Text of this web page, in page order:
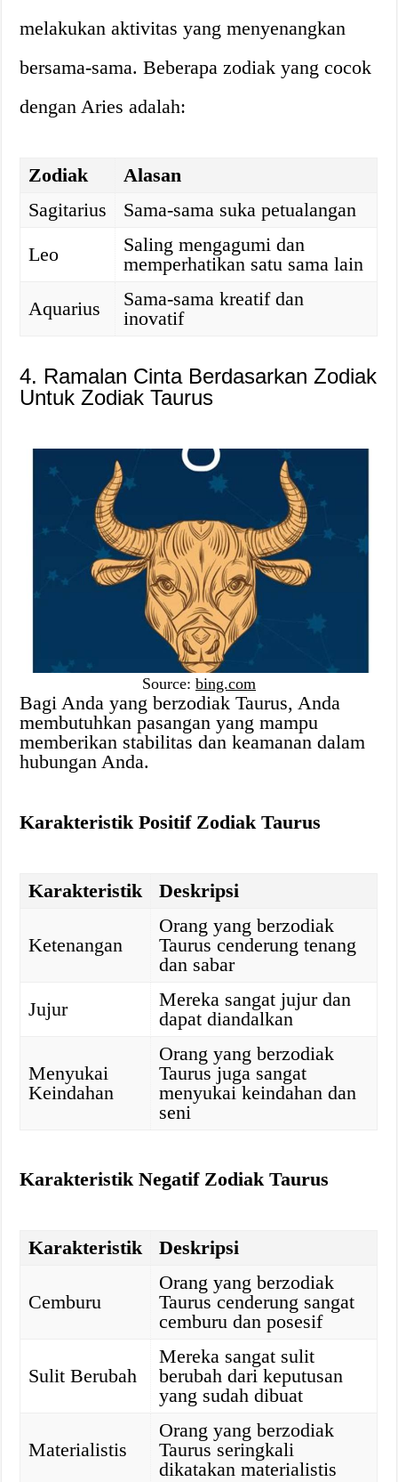
melakukan aktivitas yang menyenangkan
bersama-sama. Beberapa zodiak yang cocok
dengan Aries adalah:
Zodiak
Alasan
Sagitarius
Sama-sama suka petualangan
Leo
Saling mengagumi dan
memperhatikan satu sama lain
Aquarius
Sama-sama kreatif dan
inovatif
4. Ramalan Cinta Berdasarkan Zodiak
Untuk Zodiak Taurus
Source: bing.com
Bagi Anda yang berzodiak Taurus, Anda
membutuhkan pasangan yang mampu
memberikan stabilitas dan keamanan dalam
hubungan Anda.
Karakteristik Positif Zodiak Taurus
Karakteristik Deskripsi
Ketenangan
Orang yang berzodiak
Taurus cenderung tenang
dan sabar
Jujur
Mereka sangat jujur dan
dapat diandalkan
Menyukai
Keindahan
Orang yang berzodiak
Taurus juga sangat
menyukai keindahan dan
seni
Karakteristik Negatif Zodiak Taurus
Karakteristik Deskripsi
Cemburu
Orang yang berzodiak
Taurus cenderung sangat
cemburu dan posesif
Sulit Berubah
Mereka sangat sulit
berubah dari keputusan
yang sudah dibuat
Materialistis
Orang yang berzodiak
Taurus seringkali
dikatakan materialistis